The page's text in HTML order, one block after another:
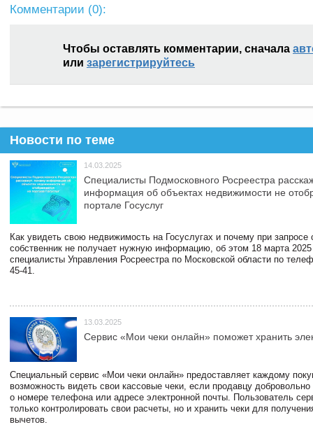
Комментарии (0):
Чтобы оставлять комментарии, сначала
или зарегистрируйтесь
Новости по теме
14.03.2025
Специалисты Подмосковного Росреестра
информация об объектах недвижимости не
портале Госуслуг
Как увидеть свою недвижимость на Госуслугах и почему при запросе
собственник не получает нужную информацию, об этом 18 марта 2025
специалисты Управления Росреестра по Московской области по
45-41.
13.03.2025
Сервис «Мои чеки онлайн» поможет хранить
Специальный сервис «Мои чеки онлайн» предоставляет каждому
возможность видеть свои кассовые чеки, если продавцу
о номере телефона или адресе электронной почты. Пользователь
только контролировать свои расчеты, но и хранить чеки для
вычетов.